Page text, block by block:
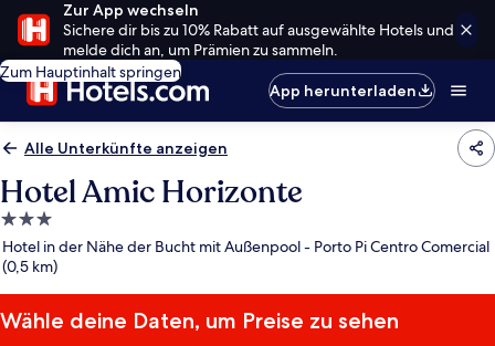
Zur App wechseln
Sichere dir bis zu 10% Rabatt auf ausgewählte Hotels und
melde dich an, um Prämien zu sammeln.
Zum Hauptinhalt springen
App herunterladen
Alle Unterkünfte anzeigen
Hotel Amic Horizonte
3.0-
Sterne-
Unterkunft
Hotel in der Nähe der Bucht mit Außenpool - Porto Pi Centro Comercial
(0,5 km)
Wähle deine Daten, um Preise zu sehen